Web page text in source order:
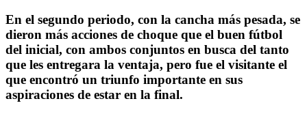
En el segundo periodo, con la cancha más pesada, se
dieron más acciones de choque que el buen fútbol
del inicial, con ambos conjuntos en busca del tanto
que les entregara la ventaja, pero fue el visitante el
que encontró un triunfo importante en sus
aspiraciones de estar en la final.